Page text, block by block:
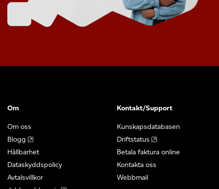
Om
Om oss
Blogg
Hållbarhet
Dataskyddspolicy
Avtalsvillkor
Kontakt/Support
Kunskapsdatabasen
Driftstatus
Betala faktura online
Kontakta oss
Webbmail